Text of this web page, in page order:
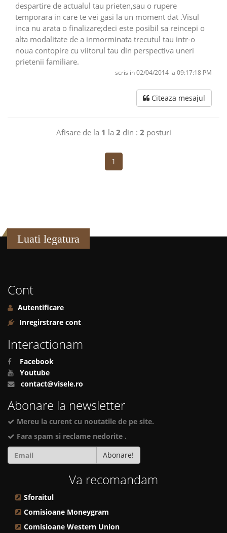
despartire de actualul tau prieten,sau o rupere
temporara in care te vei gasi la un moment dat .Visul
inca nu arata o finalizare;deci este posibil sa reincepi o
alta modalitate de a inmorminata trecutul tau intr-o
noua contopire cu viitorul tau din perspectiva uneri
prietenii familiare.
scris in 02/04/2014 la 09:17:18 PM
Citeaza mesajul
Afisare de la 1 la 2 din : 2 posturi
1
Luati legatura
Cont
Autentificare
Inregirstrare cont
Interactionam
Facebook
Youtube
contact@visele.ro
Abonare la newsletter
Mereu la curent cu noutatile de pe site.
Fara spam si reclame nedorite .
Abonare!
Va recomandam
Sforaitul
Comisioane Moneygram
Comisioane Western Union